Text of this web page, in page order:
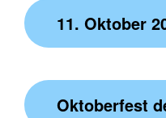
11. Oktober
Oktoberfest